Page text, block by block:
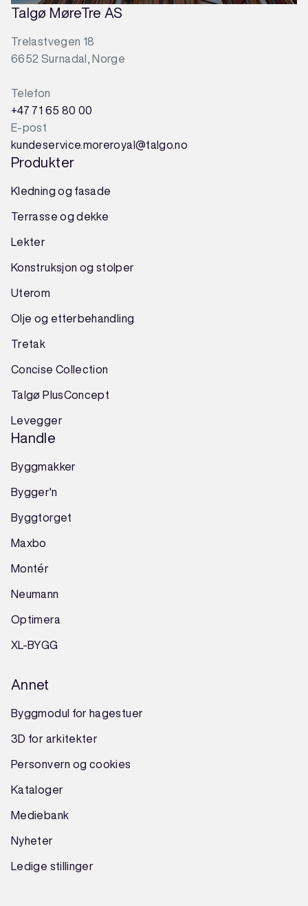
Talgø MøreTre AS
Trelastvegen 18
6652 Surnadal, Norge
Telefon
+47 71 65 80 00
E-post
kundeservice.moreroyal@talgo.no
Produkter
Kledning og fasade
Terrasse og dekke
Lekter
Konstruksjon og stolper
Uterom
Olje og etterbehandling
Tretak
Concise Collection
Talgø PlusConcept
Levegger
Handle
Byggmakker
Bygger'n
Byggtorget
Maxbo
Montér
Neumann
Optimera
XL-BYGG
Annet
Byggmodul for hagestuer
3D for arkitekter
Personvern og cookies
Kataloger
Mediebank
Nyheter
Ledige stillinger